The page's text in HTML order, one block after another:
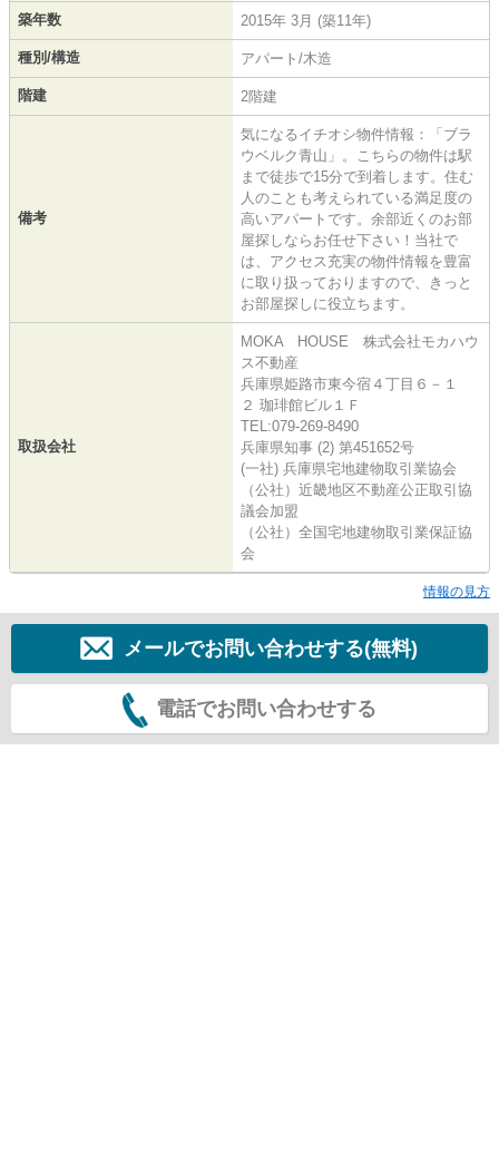
築年数 2015年 3月 (築11年)
種別/構造 アパート/木造
階建 2階建
備考
気になるイチオシ物件情報：「ブラ
ウベルク青山」。こちらの物件は駅
まで徒歩で15分で到着します。住む
人のことも考えられている満足度の
高いアパートです。余部近くのお部
屋探しならお任せ下さい！当社で
は、アクセス充実の物件情報を豊富
に取り扱っておりますので、きっと
お部屋探しに役立ちます。
取扱会社
MOKA HOUSE 株式会社モカハウ
ス不動産
兵庫県姫路市東今宿４丁目６－１
２ 珈琲館ビル１Ｆ
TEL:079-269-8490
兵庫県知事 (2) 第451652号
(一社) 兵庫県宅地建物取引業協会
（公社）近畿地区不動産公正取引協
議会加盟
（公社）全国宅地建物取引業保証協
会
情報の見方
メールでお問い合わせする(無料)
電話でお問い合わせする